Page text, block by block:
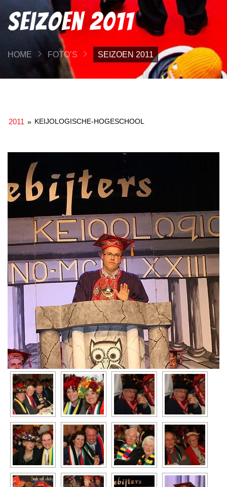
Seizoen 2011
HOME FOTO’S SEIZOEN 2011
2011 » KEIJOLOGISCHE-HOGESCHOOL